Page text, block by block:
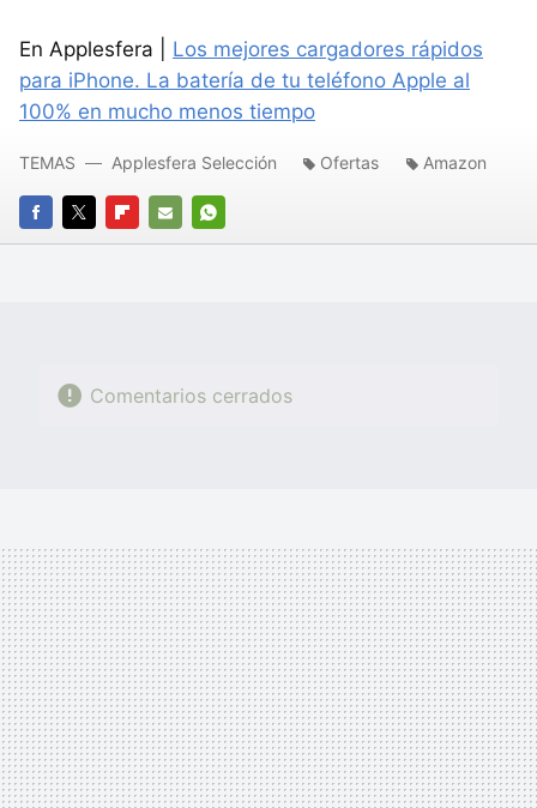
En Applesfera | Los mejores cargadores rápidos
para iPhone. La batería de tu teléfono Apple al
100% en mucho menos tiempo
FACEBOOK
TWITTERFLIPBOARD
E-
WHATSAPP
TEMAS Applesfera Selección Ofertas Amazon
Comentarios cerrados